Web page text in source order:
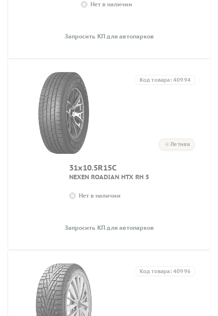
Нет в наличии
Запросить КП для автопарков
Летняя
Код товара: 40994
31x10.5R15C
NEXEN ROADIAN HTX RH 5
Нет в наличии
Запросить КП для автопарков
Код товара: 40996